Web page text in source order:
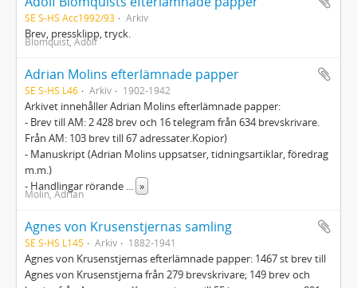
SE S-HS Acc1992/93 Arkiv
Brev, pressklipp, tryck.
Blomquist, Adolf
Adrian Molins efterlämnade papper
SE S-HS L46 Arkiv 1902-1942
Arkivet innehåller Adrian Molins efterlämnade papper:
- Brev till AM: 2 428 brev och 16 telegram från 634 brevskrivare.
Från AM: 103 brev till 67 adressater.Kopior)
- Manuskript (Adrian Molins uppsatser, tidningsartiklar, föredrag
m.m.)
- Handlingar rörande ... »
Molin, Adrian
Agnes von Krusenstjernas samling
SE S-HS L145 Arkiv 1882-1941
Agnes von Krusenstjernas efterlämnade papper: 1467 st brev till
Agnes von Krusenstjerna från 279 brevskrivare; 149 brev och